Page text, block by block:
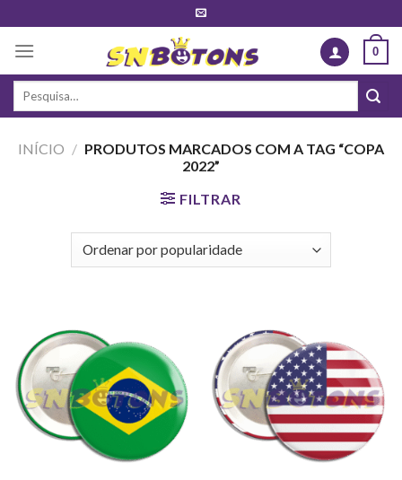
to
content
0
Pesquisar
INÍCIO / PRODUTOS MARCADOS COM A TAG “COPA
2022”
FILTRAR